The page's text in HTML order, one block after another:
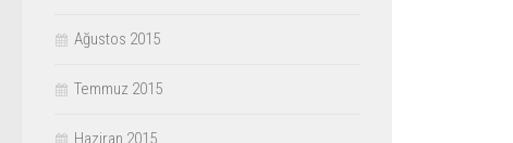
Ağustos 2015
Temmuz 2015
Haziran 2015